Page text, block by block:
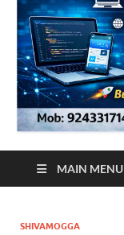
MAIN MENU
SHIVAMOGGA